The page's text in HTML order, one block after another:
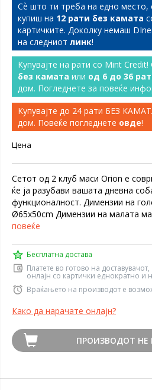
Сѐ што ти треба на едно место,
купиш на 12 рати без камата
картичките. Доколку немаш
на следниот линк!
Купувајте на рати со Mint
без камата или од 6 до 36
дом. Погледнете за повеќе
Купувајте до 24 рати БЕЗ
дом. Повеќе погледнете овде!
Цена
Сетот од 2 клуб маси Orion е
ќе ја разубави вашата дневна
функционалност. Димензии на
Ø65x50cm Димензии на малата
повеќе
Бесплатна достава
Платете во готово на
онлајн со картички еднократно и
Враќањето на производот е
Како да нарачате онлајн?
ПРОИЗВОДОТ НЕ